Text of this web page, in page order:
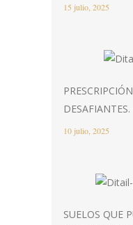
15 julio, 2025
DESAFIANTES.
10 julio, 2025
SUELOS QUE